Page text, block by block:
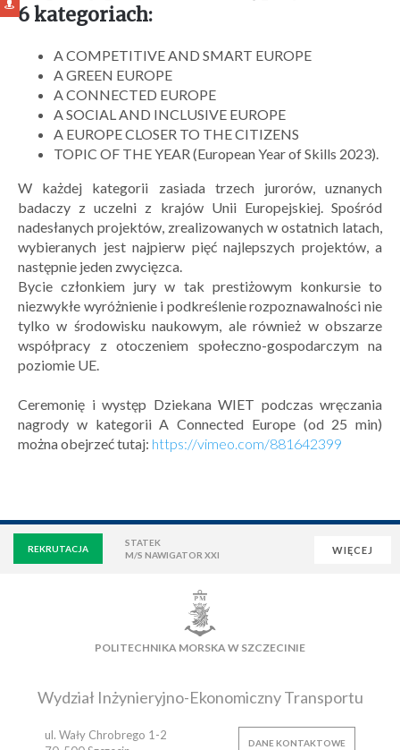
6 kategoriach:
A COMPETITIVE AND SMART EUROPE
A GREEN EUROPE
A CONNECTED EUROPE
A SOCIAL AND INCLUSIVE EUROPE
A EUROPE CLOSER TO THE CITIZENS
TOPIC OF THE YEAR (European Year of Skills 2023).
W każdej kategorii zasiada trzech jurorów, uznanych
badaczy z uczelni z krajów Unii Europejskiej. Spośród
nadesłanych projektów, zrealizowanych w ostatnich latach,
wybieranych jest najpierw pięć najlepszych projektów, a
następnie jeden zwycięzca.
Bycie członkiem jury w tak prestiżowym konkursie to
niezwykłe wyróżnienie i podkreślenie rozpoznawalności nie
tylko w środowisku naukowym, ale również w obszarze
współpracy z otoczeniem społeczno-gospodarczym na
poziomie UE.
Ceremonię i występ Dziekana WIET podczas wręczania
nagrody w kategorii A Connected Europe (od 25 min)
można obejrzeć tutaj: https://vimeo.com/881642399
WIĘCEJ
REKRUTACJA
STATEK
M/S NAWIGATOR XXI
NAUKOWA BAZA DANYCH
OSIEDLE AKADEMICKIE PŁYWALNIA KLUB AZS
POLITECHNIKA MORSKA W SZCZECINIE
Wydział Inżynieryjno-Ekonomiczny Transportu
ul. Wały Chrobrego 1-2
DANE KONTAKTOWE